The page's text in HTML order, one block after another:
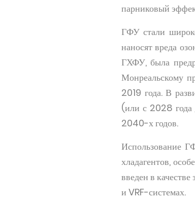
парниковый
ГФУ стали
наносят вреда
ГХФУ, была
Монреальскому
2019 года. В
(или с 2028 года
2040-х годов.
Использование
хладагентов,
введен в
и VRF-системах.